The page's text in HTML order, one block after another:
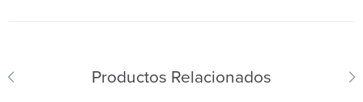
Productos Relacionados